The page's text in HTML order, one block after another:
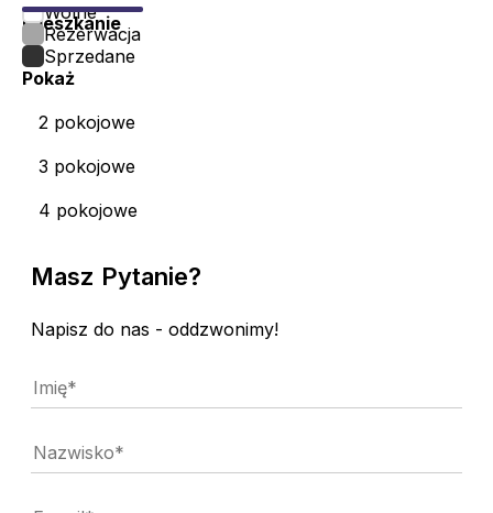
Pokaż
2 pokojowe
3 pokojowe
4 pokojowe
Mieszkanie
Wolne
Rezerwacja
Sprzedane
Masz Pytanie?
Napisz do nas - oddzwonimy!